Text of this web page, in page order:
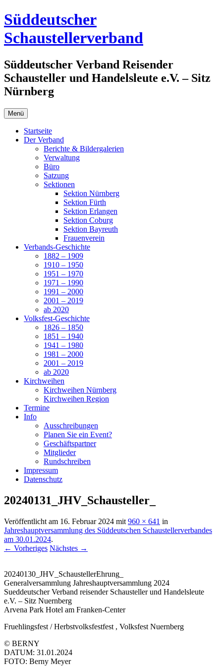
Zum
Inhalt
springen
Süddeutscher
Schaustellerverband
Süddeutscher Verband Reisender
Schausteller und Handelsleute e.V. – Sitz
Nürnberg
Menü
Startseite
Der Verband
Berichte & Bildergalerien
Verwaltung
Büro
Satzung
Sektionen
Sektion Nürnberg
Sektion Fürth
Sektion Erlangen
Sektion Coburg
Sektion Bayreuth
Frauenverein
Verbands-Geschichte
1882 – 1909
1910 – 1950
1951 – 1970
1971 – 1990
1991 – 2000
2001 – 2019
ab 2020
Volksfest-Geschichte
1826 – 1850
1851 – 1940
1941 – 1980
1981 – 2000
2001 – 2019
ab 2020
Kirchweihen
Kirchweihen Nürnberg
Kirchweihen Region
Termine
Info
Ausschreibungen
Planen Sie ein Event?
Geschäftspartner
Mitglieder
Rundschreiben
Impressum
Datenschutz
20240131_JHV_Schausteller_
Veröffentlicht am 16. Februar 2024 mit 960 × 641 in
Jahreshauptversammlung des Süddeutschen Schaustellerverbandes
am 30.01.2024.
← Vorheriges Nächstes →
20240130_JHV_SchaustellerEhrung_
Generalversammlung Jahreshauptversammlung 2024
Sueddeutscher Verband reisender Schausteller und Handelsleute
e.V. – Sitz Nuernberg
Arvena Park Hotel am Franken-Center
Fruehlingsfest / Herbstvolksfestfest , Volksfest Nuernberg
© BERNY
DATUM: 31.01.2024
FOTO: Berny Meyer